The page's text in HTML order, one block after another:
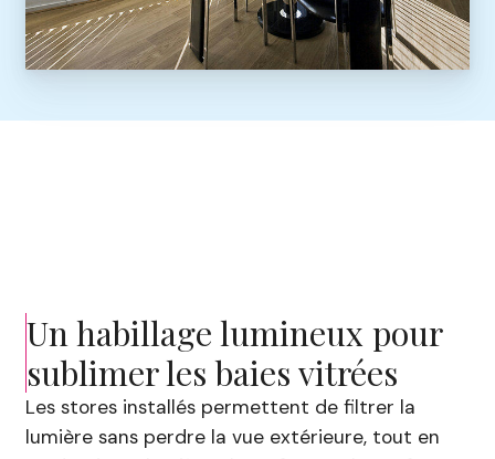
Un habillage lumineux pour
sublimer les baies vitrées
Les stores installés permettent de filtrer la
lumière sans perdre la vue extérieure, tout en